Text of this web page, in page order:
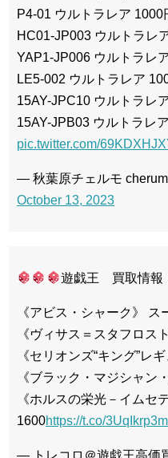
P4-01 ウルトラレア 1000
HC01-JP003 ウルトラレ
YAP1-JP006 ウルトラレ
LE5-002 ウルトラレア
15AY-JPC10 ウルトラレ
15AY-JPB03 ウルトラレ
pic.twitter.com/
— 秋葉原チェルモ
October 13, 2023
遊戯王 買取情報
《アビス・シャーク》 ス
《ヴィサス＝スタフロス
《セリオンズ“キング”レ
《ブラック・マジシャン
《ホルスの栄光－イムセ
1600https://t.co/
— トレコロ＠遊戯王高価